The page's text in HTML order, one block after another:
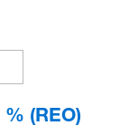
(REO)